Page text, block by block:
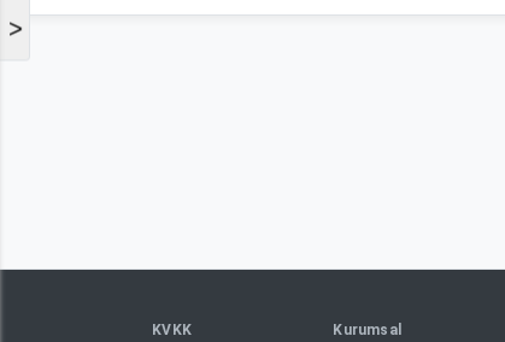
>
KVKK Kurumsal